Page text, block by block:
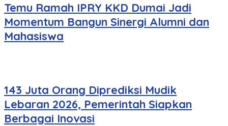
Temu Ramah IPRY KKD Dumai Jadi
Momentum Bangun Sinergi Alumni dan
Mahasiswa
143 Juta Orang Diprediksi Mudik
Lebaran 2026, Pemerintah Siapkan
Berbagai Inovasi